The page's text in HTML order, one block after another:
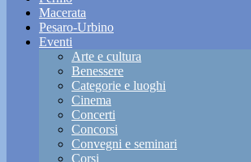
Macerata
Pesaro-Urbino
Eventi
Arte e cultura
Benessere
Categorie e luoghi
Cinema
Concerti
Concorsi
Convegni e seminari
Corsi